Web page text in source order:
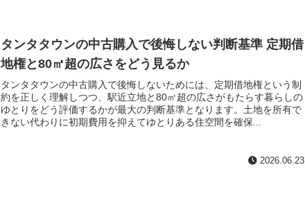
タンタタウンの中古購入で後悔しない判断基準 定期借
地権と80㎡超の広さをどう見るか
タンタタウンの中古購入で後悔しないためには、定期借地権という制
約を正しく理解しつつ、駅近立地と80㎡超の広さがもたらす暮らしの
ゆとりをどう評価するかが最大の判断基準となります。土地を所有で
きない代わりに初期費用を抑えてゆとりある住空間を確保...
2026.06.23